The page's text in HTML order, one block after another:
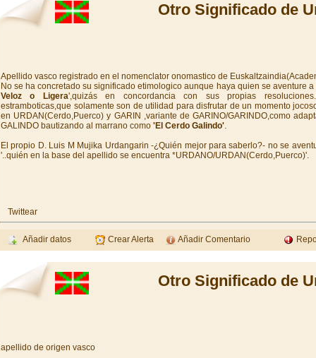
Otro Significado de
Apellido vasco registrado en el nomenclator onomastico de
No se ha concretado su significado etimologico aunque haya quien se aventure
Veloz o Ligera',quizás en concordancia con sus propias
estramboticas,que solamente son de utilidad para disfrutar de un momento
en URDAN(Cerdo,Puerco) y GARIN ,variante de GARINO/GARINDO,como
GALINDO bautizando al marrano como 'El Cerdo Galindo'.
El propio D. Luis M Mujika Urdangarin -¿Quién mejor para saberlo?- no se
'..quién en la base del apellido se encuentra *URDANO/URDAN(Cerdo,Puerco)'.
Twittear
Añadir datos Crear Alerta Añadir Comentario
Otro Significado de
apellido de origen vasco